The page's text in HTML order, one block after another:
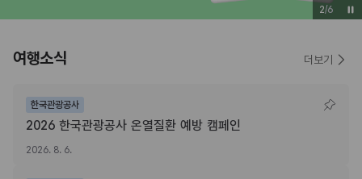
3/6
여행소식
한국관광공사
2026 한국관광공사 온열질환 예방 캠페인
2026. 8. 6.
더보기